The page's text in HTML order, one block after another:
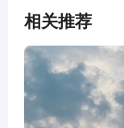
相关推荐